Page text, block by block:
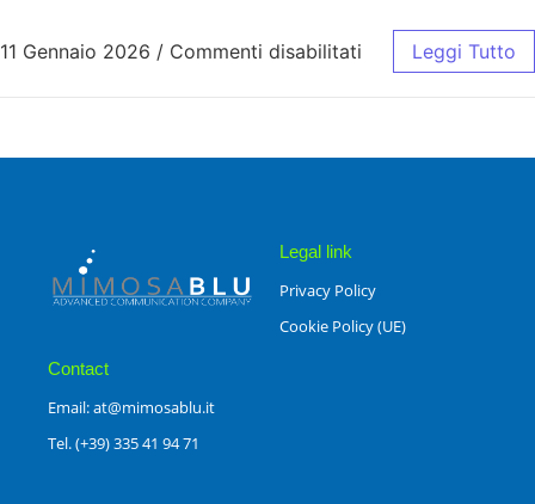
11 Gennaio 2026 / Commenti disabilitati Leggi Tutto
Legal link
Privacy Policy
Cookie Policy (UE)
Contact
Email: at@mimosablu.it
Tel. (+39) 335 41 94 71